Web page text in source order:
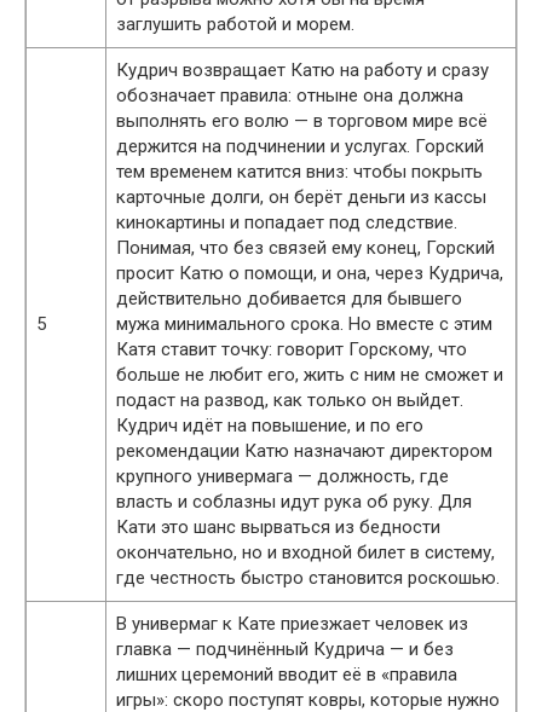
заглушить работой и морем.
5
Кудрич возвращает Катю на работу и сразу
обозначает правила: отныне она должна
выполнять его волю — в торговом мире всё
держится на подчинении и услугах. Горский
тем временем катится вниз: чтобы покрыть
карточные долги, он берёт деньги из кассы
кинокартины и попадает под следствие.
Понимая, что без связей ему конец, Горский
просит Катю о помощи, и она, через Кудрича,
действительно добивается для бывшего
мужа минимального срока. Но вместе с этим
Катя ставит точку: говорит Горскому, что
больше не любит его, жить с ним не сможет и
подаст на развод, как только он выйдет.
Кудрич идёт на повышение, и по его
рекомендации Катю назначают директором
крупного универмага — должность, где
власть и соблазны идут рука об руку. Для
Кати это шанс вырваться из бедности
окончательно, но и входной билет в систему,
где честность быстро становится роскошью.
В универмаг к Кате приезжает человек из
главка — подчинённый Кудрича — и без
лишних церемоний вводит её в «правила
игры»: скоро поступят ковры, которые нужно